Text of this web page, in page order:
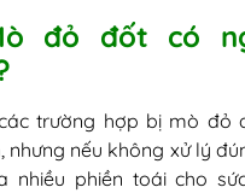
đỏ đốt có
trường hợp bị mò đỏ
nhưng nếu không xử lý
nhiều phiền toái cho